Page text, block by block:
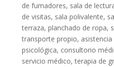
de fumadores, sala de
de visitas, sala polivalente,
terraza, planchado de ropa,
transporte propio, asistencia
psicológica, consultorio
servicio médico, terapia de